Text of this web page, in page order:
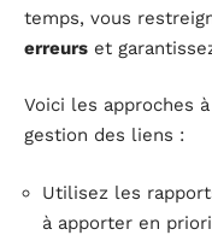
temps, vous
erreurs et
Voici les approches
gestion des liens :
Utilisez les
à apporter en